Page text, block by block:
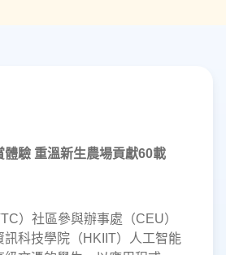
體驗 重溫新生農場貢獻60載
）社區參與辦事處（CEU）
訊科技學院（HKIIT）人工智能